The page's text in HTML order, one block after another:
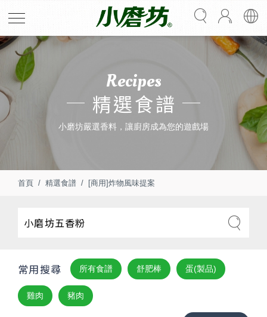
Recipes
精選食譜
小磨坊嚴選香料，讓廚房成為您的遊戲場
首頁 精選食譜 [商用]炸物風味提案
常用搜尋 所有食譜 舒肥棒 蛋(製品)
雞肉 豬肉